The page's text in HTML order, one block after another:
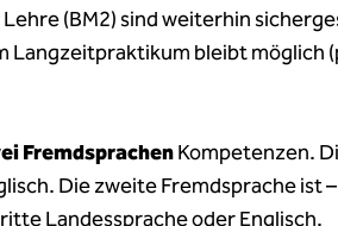
(BM2) sind weiterhin
bleibt möglich
FremdsprachenKompetenzen.
Die zweite Fremdsprache ist
Landessprache oder Englisch.